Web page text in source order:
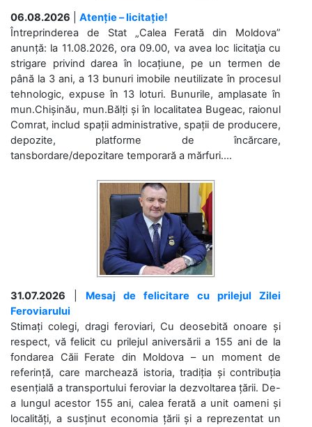
06.08.2026
Atenție – licitație!
Întreprinderea de Stat „Calea Ferată din Moldova”
anunță: la 11.08.2026, ora 09.00, va avea loc licitaţia cu
strigare privind darea în locațiune, pe un termen de
până la 3 ani, a 13 bunuri imobile neutilizate în procesul
tehnologic, expuse în 13 loturi. Bunurile, amplasate în
mun.Chișinău, mun.Bălți și în localitatea Bugeac, raionul
Comrat, includ spații administrative, spații de producere,
depozite, platforme de încărcare,
tansbordare/depozitare temporară a mărfuri....
31.07.2026
Mesaj de felicitare cu prilejul Zilei
Feroviarului
Stimați colegi, dragi feroviari, Cu deosebită onoare și
respect, vă felicit cu prilejul aniversării a 155 ani de la
fondarea Căii Ferate din Moldova – un moment de
referință, care marchează istoria, tradiția și contribuția
esențială a transportului feroviar la dezvoltarea țării. De-
a lungul acestor 155 ani, calea ferată a unit oameni și
localități, a susținut economia țării și a reprezentat un